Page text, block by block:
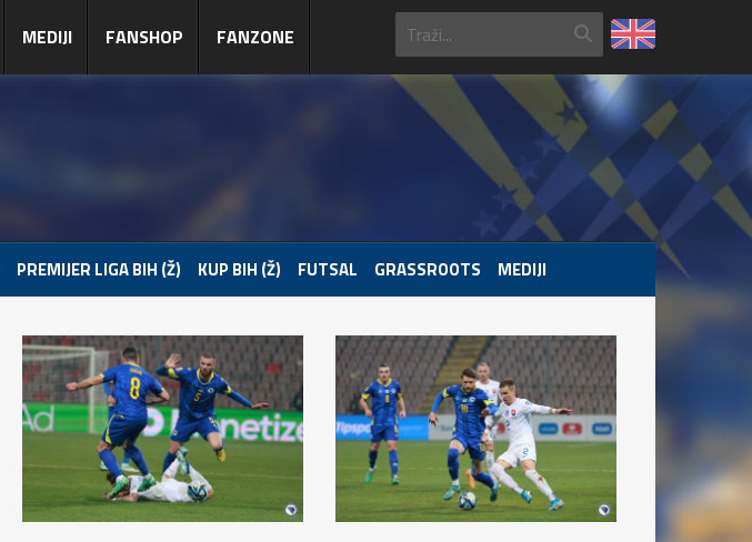
MEDIJI FANSHOP FANZONE
PREMIJER LIGA BIH (Ž) KUP BIH (Ž) FUTSAL GRASSROOTS MEDIJI